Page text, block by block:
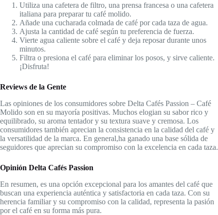
Utiliza una cafetera de filtro, una prensa francesa o una cafetera
italiana para preparar tu café molido.
Añade una cucharada colmada de café por cada taza de agua.
Ajusta la cantidad de café según tu preferencia de fuerza.
Vierte agua caliente sobre el café y deja reposar durante unos
minutos.
Filtra o presiona el café para eliminar los posos, y sirve caliente.
¡Disfruta!
Reviews de la Gente
Las opiniones de los consumidores sobre Delta Cafés Passion – Café
Molido son en su mayoría positivas. Muchos elogian su sabor rico y
equilibrado, su aroma tentador y su textura suave y cremosa. Los
consumidores también aprecian la consistencia en la calidad del café y
la versatilidad de la marca. En general,ha ganado una base sólida de
seguidores que aprecian su compromiso con la excelencia en cada taza.
Opinión Delta Cafés Passion
En resumen, es una opción excepcional para los amantes del café que
buscan una experiencia auténtica y satisfactoria en cada taza. Con su
herencia familiar y su compromiso con la calidad, representa la pasión
por el café en su forma más pura.